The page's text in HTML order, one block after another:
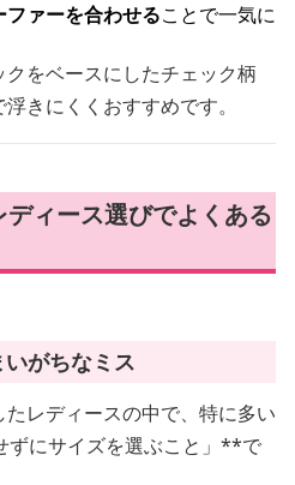
ァーを合わせることで一気に
をベースにしたチェック柄
きにくくおすすめです。
ィース選びでよくある
がちなミス
レディースの中で、特に多い
ずにサイズを選ぶこと」**で